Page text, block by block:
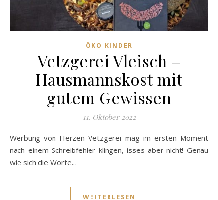
ÖKO KINDER
Vetzgerei Vleisch –
Hausmannskost mit
gutem Gewissen
11. Oktober 2022
Werbung von Herzen Vetzgerei mag im ersten Moment
nach einem Schreibfehler klingen, isses aber nicht! Genau
wie sich die Worte…
WEITERLESEN